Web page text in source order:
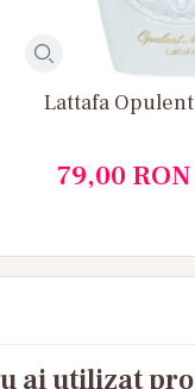
Lattafa
79,00 RON
ai utilizat